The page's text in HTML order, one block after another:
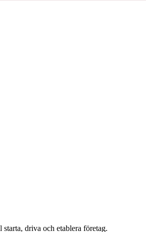
driva och etablera företag.